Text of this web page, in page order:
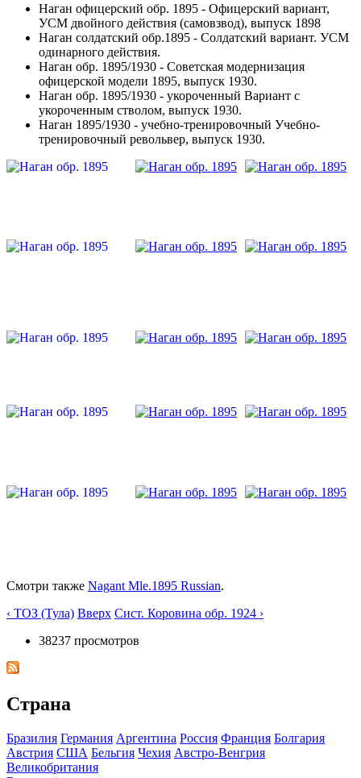
Наган офицерский обр. 1895 - Офицерский вариант,
УСМ двойного действия (самовзвод), выпуск 1898
Наган солдатский обр.1895 - Солдатский вариант. УСМ
одинарного действия.
Наган обр. 1895/1930 - Советская модернизация
офицерской модели 1895, выпуск 1930.
Наган обр. 1895/1930 - укороченный Вариант с
укороченным стволом, выпуск 1930.
Наган 1895/1930 - учебно-тренировочный Учебно-
тренировочный револьвер, выпуск 1930.
Смотри также Nagant Mle.1895 Russian.
‹ ТОЗ (Тула) Вверх Сист. Коровина обр. 1924 ›
38237 просмотров
Страна
Бразилия Германия Аргентина Росcия Франция Болгария
Австрия США Бельгия Чехия Австро-Венгрия
Великобритания